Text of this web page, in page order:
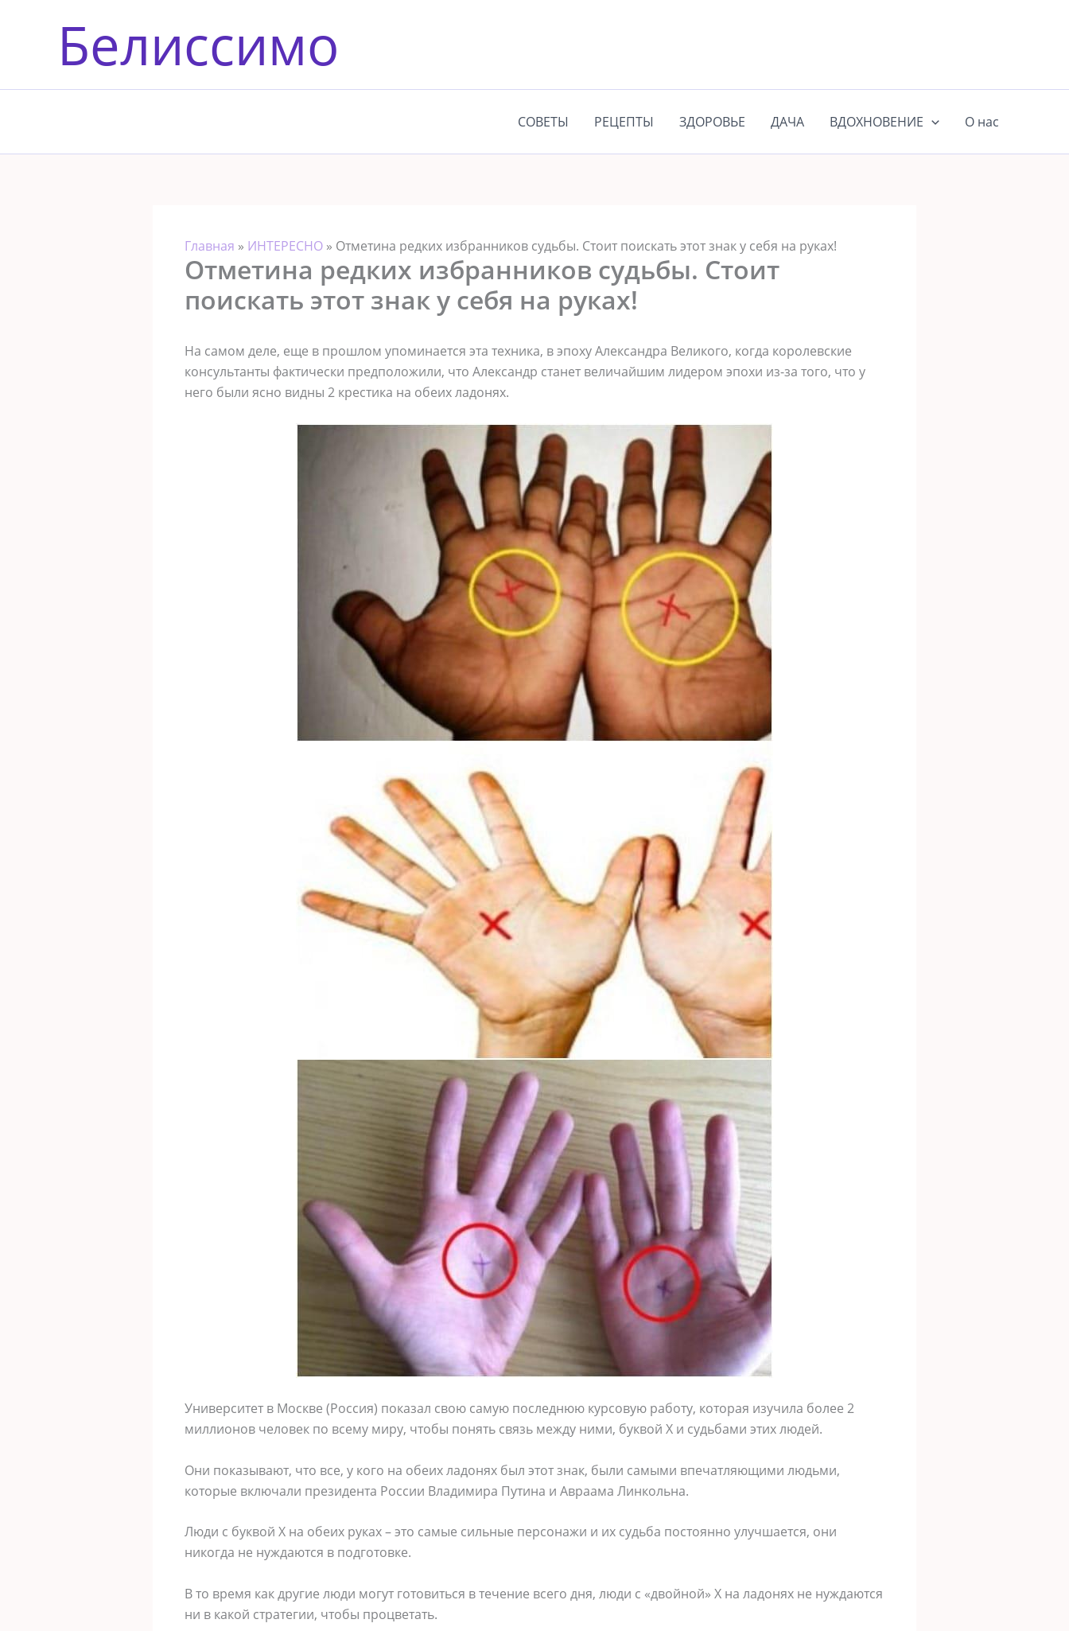
содержимомуБелиссимо
СОВЕТЫ РЕЦЕПТЫ ЗДОРОВЬЕ ДАЧА ВДОХНОВЕНИЕ О нас
Главная » ИНТЕРЕСНО » Отметина редких избранников судьбы. Стоит поискать этот знак у себя на руках!
Отметина редких избранников судьбы. Стоит
поискать этот знак у себя на руках!
На самом деле, еще в прошлом упоминается эта техника, в эпоху Александра Великого, когда королевские
консультанты фактически предположили, что Александр станет величайшим лидером эпохи из-за того, что у
него были ясно видны 2 крестика на обеих ладонях.
Университет в Москве (Россия) показал свою самую последнюю курсовую работу, которая изучила более 2
миллионов человек по всему миру, чтобы понять связь между ними, буквой X и судьбами этих людей.
Они показывают, что все, у кого на обеих ладонях был этот знак, были самыми впечатляющими людьми,
которые включали президента России Владимира Путина и Авраама Линкольна.
Люди с буквой Х на обеих руках – это самые сильные персонажи и их судьба постоянно улучшается, они
никогда не нуждаются в подготовке.
В то время как другие люди могут готовиться в течение всего дня, люди с «двойной» X на ладонях не нуждаются
ни в какой стратегии, чтобы процветать.